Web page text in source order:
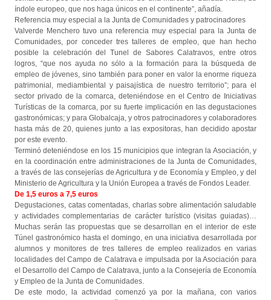
índole europeo, que nos haga únicos en el continente”, añadía.
Referencia muy especial a la Junta de Comunidades y patrocinadores
Valverde Menchero tuvo una referencia muy especial para la Junta de
Comunidades, por conceder tres talleres de empleo, que han hecho
posible la celebración del Tunel de Sabores Calatravos, entre otros
logros, “que nos ayuda no sólo a la formación para la búsqueda de
empleo de jóvenes, sino también para poner en valor la enorme riqueza
patrimonial, mediambiental y paisajística de nuestro territorio”; para el
sector privado de la comarca, deteniéndose en el Centro de Iniciativas
Turísticas de la comarca, por su fuerte implicación en las degustaciones
gastronómicas; y para Globalcaja, y otros patrocinadores y colaboradores
hasta más de 20, quienes junto a las expositoras, han decidido apostar
por este evento.
Terminó deteniéndose en los 15 municipios que integran la Asociación, y
en la coordinación entre administraciones de la Junta de Comunidades,
a través de las consejerías de Agricultura y de Economía y Empleo, y del
Ministerio de Agricultura y la Unión Europea a través de Fondos Leader.
De 1,5 euros a 7,5 euros
Degustaciones, catas comentadas, charlas sobre alimentación saludable
y actividades complementarias de carácter turístico (visitas guiadas)…
Muchas serán las propuestas que se desarrollan en el interior de este
Túnel gastronómico hasta el domingo, en una iniciativa desarrollada por
alumnos y monitores de tres talleres de empleo realizados en varias
localidades del Campo de Calatrava e impulsada por la Asociación para
el Desarrollo del Campo de Calatrava, junto a la Consejería de Economía
y Empleo de la Junta de Comunidades.
De este modo, la actividad comenzó ya por la mañana, con varios